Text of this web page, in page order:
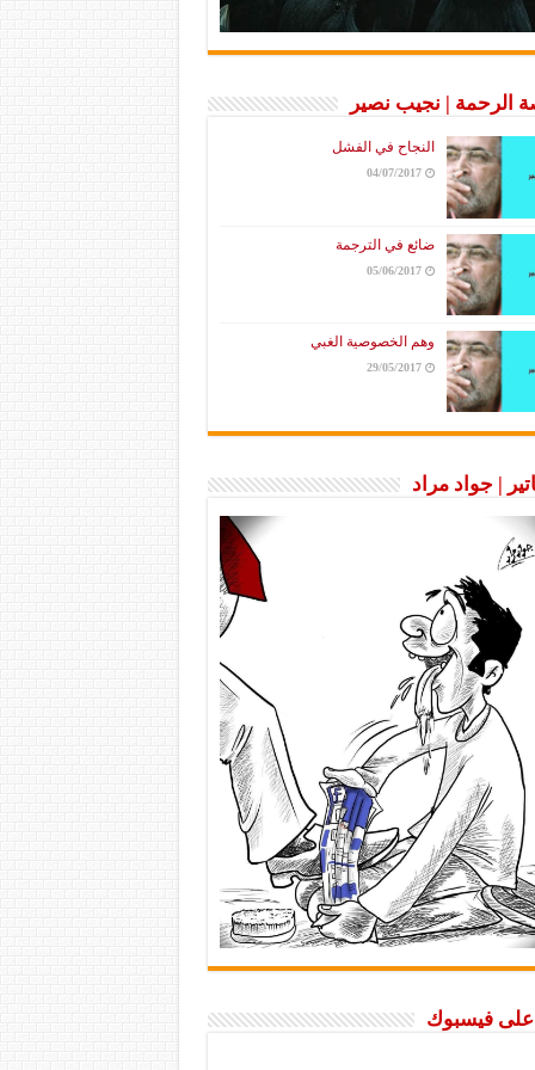
الرحمة | نجيب نصير
النجاح في الفشل
04/07/2017
ضائع في الترجمة
05/06/2017
وهم الخصوصية الغبي
29/05/2017
| جواد مراد
على فيسبوك